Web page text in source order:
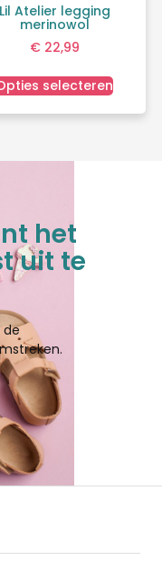
Lil Atelier legging
merinowol
€22,99
selecteren
het
uit te
de